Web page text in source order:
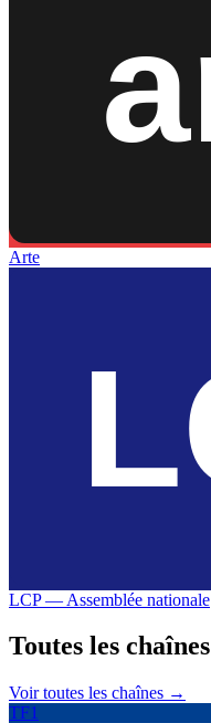
Arte
LCP — Assemblée nationale
Toutes les chaînes
Voir toutes les chaînes →
TF1